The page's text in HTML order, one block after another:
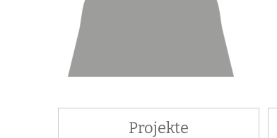
Projekte